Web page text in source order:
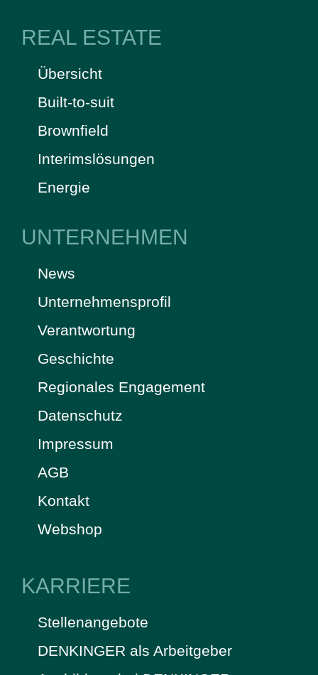
REAL ESTATE
Übersicht
Built-to-suit
Brownfield
Interimslösungen
Energie
UNTERNEHMEN
News
Unternehmensprofil
Verantwortung
Geschichte
Regionales Engagement
Datenschutz
Impressum
AGB
Kontakt
Webshop
KARRIERE
Stellenangebote
DENKINGER als Arbeitgeber